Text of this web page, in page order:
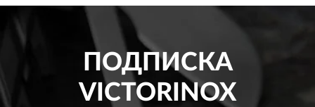
ПОДПИСКА
VICTORINOX